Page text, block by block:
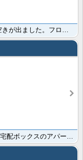
生活に便利な相模原市中央区エリアの物件に空きが出ました。フローリング/バス・トイレ別/暖房便座とステ･･･